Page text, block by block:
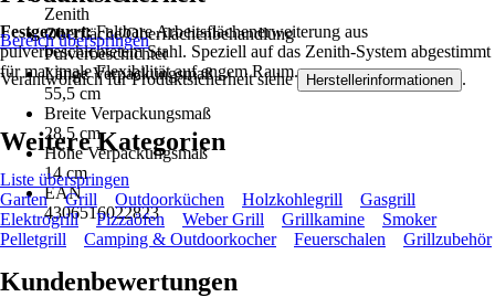
Zenith
Oberfläche/Oberflächenbehandlung
Pulverbeschichtet
Länge Verpackungsmaß
55,5 cm
Breite Verpackungsmaß
28,5 cm
Höhe Verpackungsmaß
14 cm
EAN
4306516022823
Festgezurrt:Faltbare Arbeitsflächenerweiterung aus
pulverbeschichtetem Stahl. Speziell auf das Zenith-System abgestimmt
für maximale Flexibilität auf engem Raum.
Bereich überspringen
Verantwortlich für Produktsicherheit siehe Herstellerinformationen .
Weitere Kategorien
Liste überspringen
Garten
Grill Outdoorküchen Holzkohlegrill
Gasgrill
Elektrogrill
Pizzaöfen Weber Grill Grillkamine
Smoker
Pelletgrill
Camping & Outdoorkocher Feuerschalen Grillzubehör
Kundenbewertungen